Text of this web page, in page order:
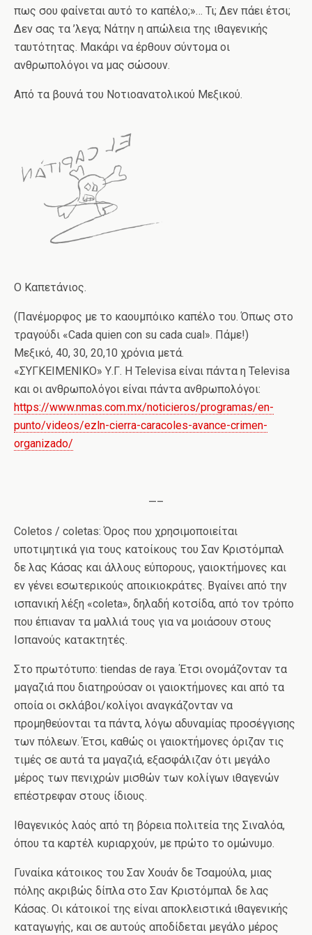
πως σου φαίνεται αυτό το καπέλο;»… Τι; Δεν πάει έτσι;
Δεν σας τα ’λεγα; Νάτην η απώλεια της ιθαγενικής
ταυτότητας. Μακάρι να έρθουν σύντομα οι
ανθρωπολόγοι να μας σώσουν.
Από τα βουνά του Νοτιοανατολικού Μεξικού.
Ο Καπετάνιος.
(Πανέμορφος με το καουμπόικο καπέλο του. Όπως στο
τραγούδι «Cada quien con su cada cual». Πάμε!)
Μεξικό, 40, 30, 20,10 χρόνια μετά.
«ΣΥΓΚΕΙΜΕΝΙΚΟ» Υ.Γ. Η Televisa είναι πάντα η Televisa
και οι ανθρωπολόγοι είναι πάντα ανθρωπολόγοι:
https://www.nmas.com.mx/noticieros/programas/en-
punto/videos/ezln-cierra-caracoles-avance-crimen-
organizado/
—–
Coletos / coletas: Όρος που χρησιμοποιείται
υποτιμητικά για τους κατοίκους του Σαν Κριστόμπαλ
δε λας Κάσας και άλλους εύπορους, γαιοκτήμονες και
εν γένει εσωτερικούς αποικιοκράτες. Βγαίνει από την
ισπανική λέξη «coleta», δηλαδή κοτσίδα, από τον τρόπο
που έπιαναν τα μαλλιά τους για να μοιάσουν στους
Ισπανούς κατακτητές.
Στο πρωτότυπο: tiendas de raya. Έτσι ονομάζονταν τα
μαγαζιά που διατηρούσαν οι γαιοκτήμονες και από τα
οποία οι σκλάβοι/κολίγοι αναγκάζονταν να
προμηθεύονται τα πάντα, λόγω αδυναμίας προσέγγισης
των πόλεων. Έτσι, καθώς οι γαιοκτήμονες όριζαν τις
τιμές σε αυτά τα μαγαζιά, εξασφάλιζαν ότι μεγάλο
μέρος των πενιχρών μισθών των κολίγων ιθαγενών
επέστρεφαν στους ίδιους.
Ιθαγενικός λαός από τη βόρεια πολιτεία της Σιναλόα,
όπου τα καρτέλ κυριαρχούν, με πρώτο το ομώνυμο.
Γυναίκα κάτοικος του Σαν Χουάν δε Τσαμούλα, μιας
πόλης ακριβώς δίπλα στο Σαν Κριστόμπαλ δε λας
Κάσας. Οι κάτοικοί της είναι αποκλειστικά ιθαγενικής
καταγωγής, και σε αυτούς αποδίδεται μεγάλο μέρος